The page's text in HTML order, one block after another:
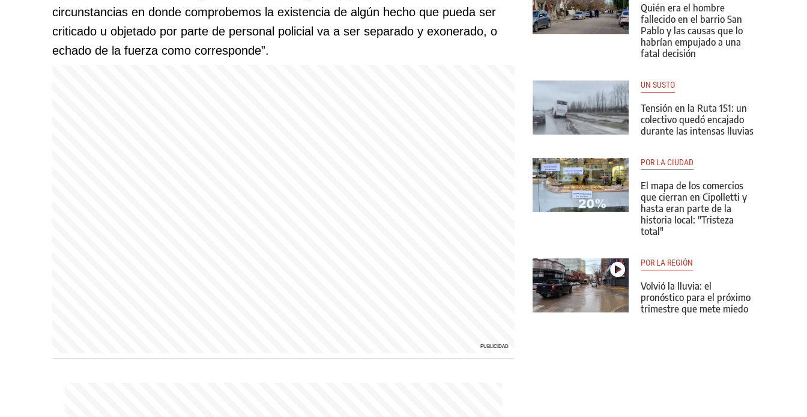
circunstancias en donde comprobemos la existencia de algún hecho que pueda ser
criticado u objetado por parte de personal policial va a ser separado y exonerado, o
echado de la fuerza como corresponde”.
Quién era el hombre
fallecido en el barrio San
Pablo y las causas que lo
habrían empujado a una
fatal decisión
UN SUSTO
Tensión en la Ruta 151: un
colectivo quedó encajado
durante las intensas lluvias
POR LA CIUDAD
El mapa de los comercios
que cierran en Cipolletti y
hasta eran parte de la
historia local: "Tristeza
total"
POR LA REGIÓN
Volvió la lluvia: el
pronóstico para el próximo
trimestre que mete miedo